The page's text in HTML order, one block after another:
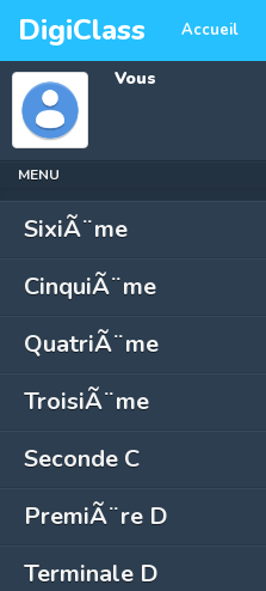
DigiClass Accueil
Vous
MENU
SixiÃ¨me
CinquiÃ¨me
QuatriÃ¨me
TroisiÃ¨me
Seconde C
PremiÃ¨re D
Terminale D